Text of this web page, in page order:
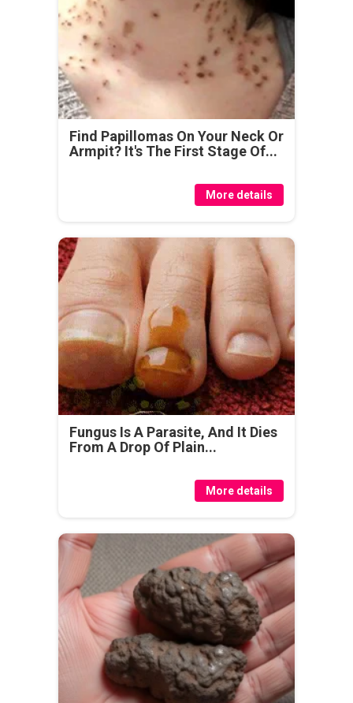
Find Papillomas On Your Neck Or
Armpit? It's The First Stage Of...
More details
Fungus Is A Parasite, And It Dies
From A Drop Of Plain...
More details